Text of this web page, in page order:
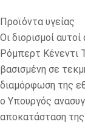
Προϊόντα υγείας
Οι διορισμοί
Ρόμπερτ Κένεντι
βασισμένη σε
διαμόρφωση της
ο Υπουργός
αποκατάσταση της